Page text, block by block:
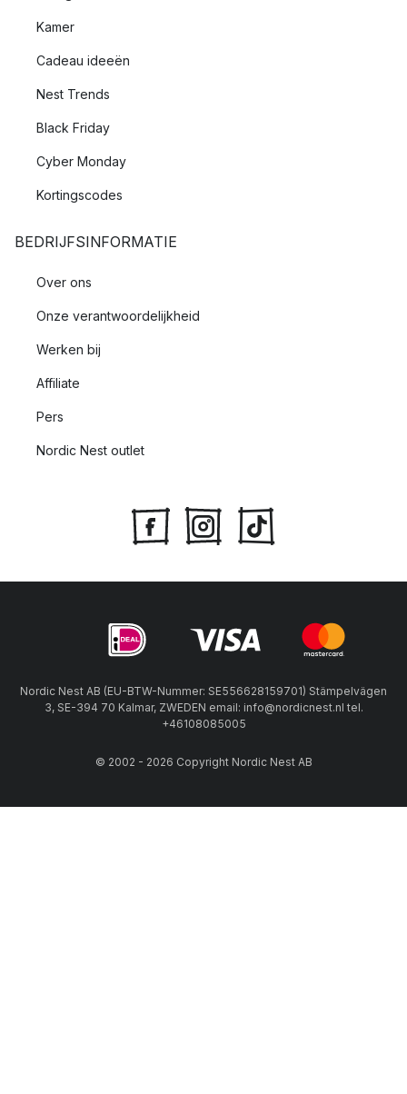
Kamer
Cadeau ideeën
Nest Trends
Black Friday
Cyber Monday
Kortingscodes
BEDRIJFSINFORMATIE
Over ons
Onze verantwoordelijkheid
Werken bij
Affiliate
Pers
Nordic Nest outlet
Nordic Nest AB (EU-BTW-Nummer: SE556628159701) Stämpelvägen
3, SE-394 70 Kalmar, ZWEDEN email: info@nordicnest.nl tel.
+46108085005
© 2002 - 2026 Copyright Nordic Nest AB